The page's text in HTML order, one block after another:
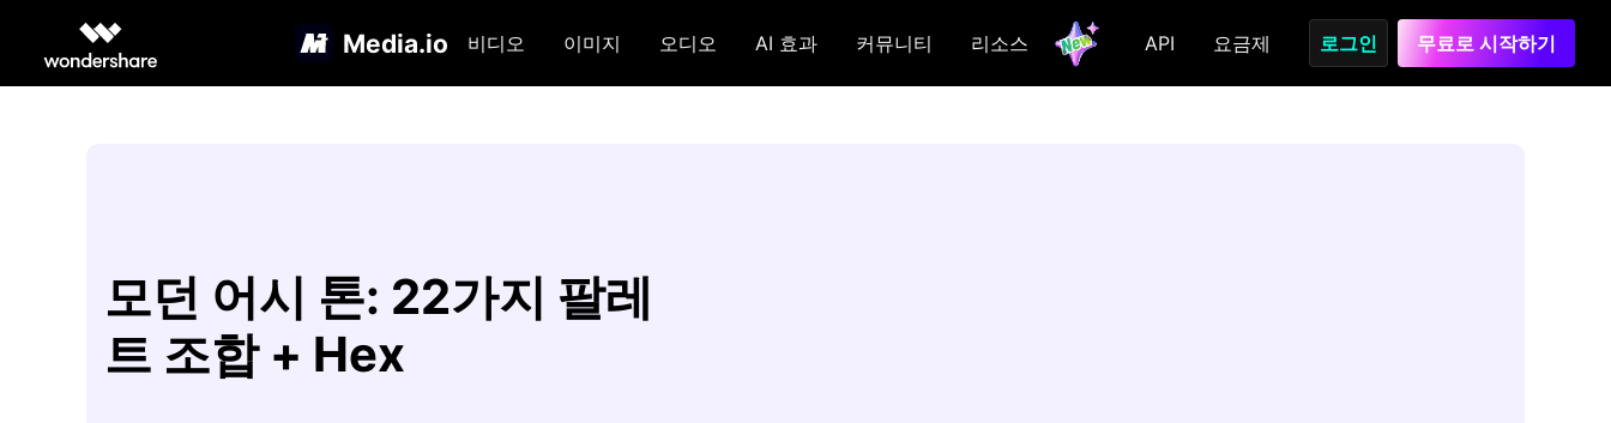
Media.io 비디오 이미지 오디오 AI 효과 커뮤니티 리소스 API 요금제 로그인 무료로 시작하기
모던 어시 톤: 22가지 팔레
트 조합 + Hex